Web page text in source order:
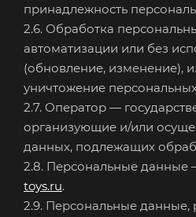
принадлежность
2.6. Обработка
автоматизации или без
(обновление, изменение),
уничтожение
2.7. Оператор —
организующие и/или
данных, подлежащих
2.8. Персональные данные
toys.ru.
2.9. Персональные данные,